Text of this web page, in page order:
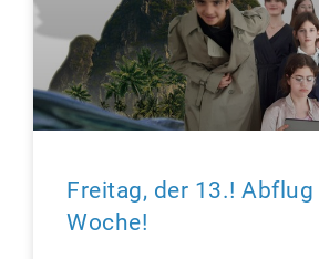
Freitag, der 13.!
Woche!